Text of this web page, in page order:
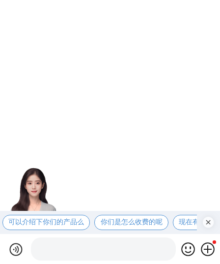
可以介绍下你们的产品么 你们是怎么收费的呢 现在有优惠